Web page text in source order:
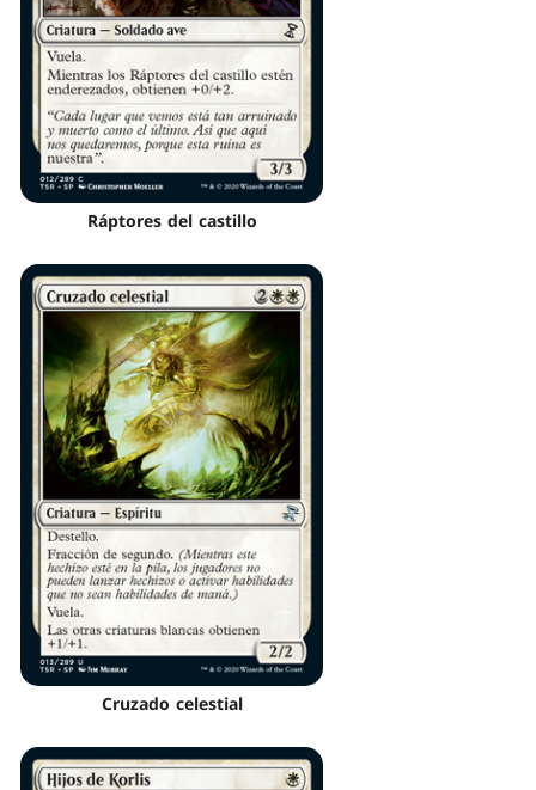
Ráptores del castillo
Cruzado celestial